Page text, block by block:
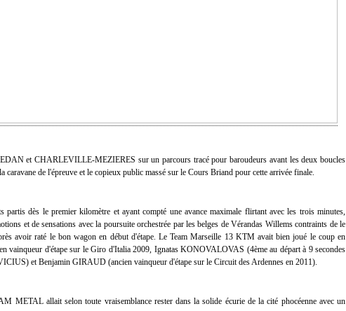
et CHARLEVILLE-MEZIERES sur un parcours tracé pour baroudeurs avant les deux boucles
caravane de l'épreuve et le copieux public massé sur le Cours Briand pour cette arrivée finale.
partis dès le premier kilomètre et ayant compté une avance maximale flirtant avec les trois minutes,
et de sensations avec la poursuite orchestrée par les belges de Vérandas Willems contraints de le
avoir raté le bon wagon en début d'étape. Le Team Marseille 13 KTM avait bien joué le coup en
vainqueur d'étape sur le Giro d'Italia 2009, Ignatas KONOVALOVAS (4ème au départ à 9 secondes
et Benjamin GIRAUD (ancien vainqueur d'étape sur le Circuit des Ardennes en 2011).
METAL allait selon toute vraisemblance rester dans la solide écurie de la cité phocéenne avec un